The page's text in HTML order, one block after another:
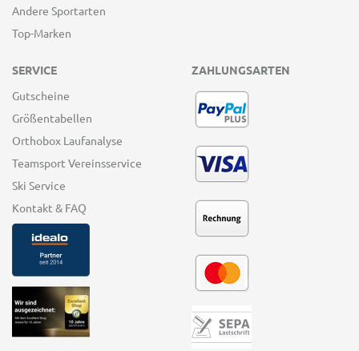
Andere Sportarten
Top-Marken
SERVICE
Gutscheine
Größentabellen
Orthobox Laufanalyse
Teamsport Vereinsservice
Ski Service
Kontakt & FAQ
ZAHLUNGSARTEN